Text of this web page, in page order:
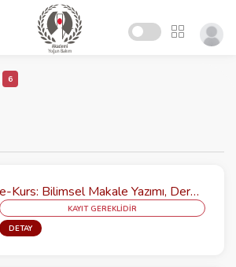
6
e-Kurs: Bilimsel Makale Yazımı, Dergi Seçimi ve Hakemlik
KAYIT GEREKLİDİR
DETAY